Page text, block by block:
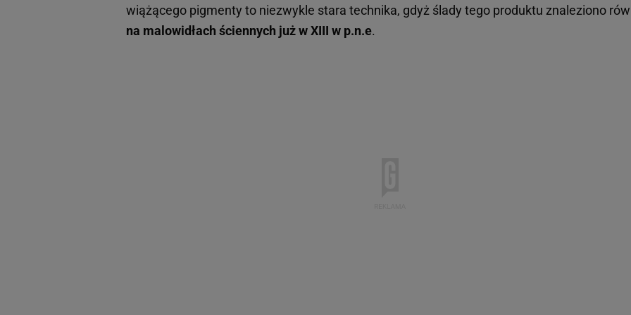
wiążącego pigmenty to niezwykle stara technika, gdyż ślady tego produktu znaleziono
na malowidłach ściennych już w XIII w p.n.e.